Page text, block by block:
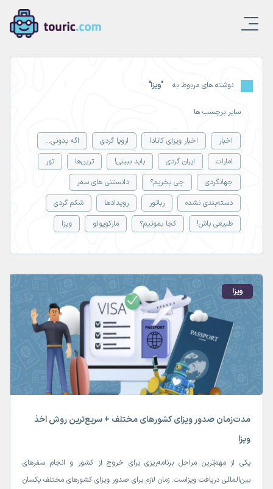
نوشته های مربوط به "ویزا"
سایر برچسب ها
اخبار اخبار ویزای کانادا اروپا گردی
اگه بدونی...
امارات
ایران گردی باید ببینی! ترین‌ها
تور
جهانگردی
چی بخریم؟
دانستنی های سفر
دسته‌بندی نشده
رباتور رویدادها
شکم گردی
طبیعی باش!
کجا بمونیم؟ مارکوپولو ویزا
ویزا
مدت‌زمان صدور ویزای کشورهای مختلف + سریع‌ترین روش اخذ
ویزا
یکی از مهم‌ترین مراحل برنامه‌ریزی برای خروج از کشور و انجام سفرهای
بین‌المللی دریافت ویزاست. زمان لازم برای صدور ویزای کشورهای مختلف یکسان